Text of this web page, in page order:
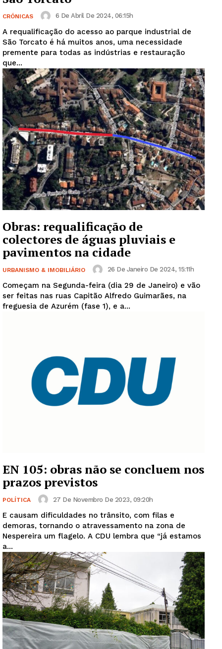
Guimarães, agora!
CRÓNICAS 6 De Abril De 2024, 06:15h
A requalificação do acesso ao parque industrial de
São Torcato é há muitos anos, uma necessidade
premente para todas as indústrias e restauração
que...
Obras: requalificação de
colectores de águas pluviais e
pavimentos na cidade
URBANISMO & IMOBILIÁRIO 26 De Janeiro De 2024, 15:11h
Começam na Segunda-feira (dia 29 de Janeiro) e vão
ser feitas nas ruas Capitão Alfredo Guimarães, na
freguesia de Azurém (fase 1), e a...
EN 105: obras não se concluem nos
prazos previstos
POLÍTICA 27 De Novembro De 2023, 09:20h
E causam dificuldades no trânsito, com filas e
demoras, tornando o atravessamento na zona de
Nespereira um flagelo. A CDU lembra que “já estamos
a...